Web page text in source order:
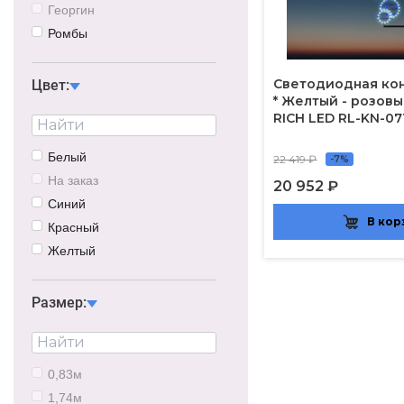
63,5см
Георгин
Ромбы
Ёлка
Ёлочная игрушка
Щука
Ветки
Снежинка
Ловец снов
Лилия
Хвост Колибри
Цвет:
Белый
На заказ
Синий
Красный
Желтый
Синие-белый
Желто-красный
Триколор
Зеленый
Размер:
0,83м
1,74м
Светодиодная
* Желтый -
RICH LED RL-KN-
22 419 ₽ -7%
20 952 ₽
В